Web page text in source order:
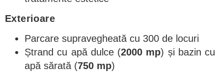
Exterioare
Parcare supravegheată cu 300 de locuri
Ștrand cu apă dulce (2000 mp) și bazin cu
apă sărată (750 mp)